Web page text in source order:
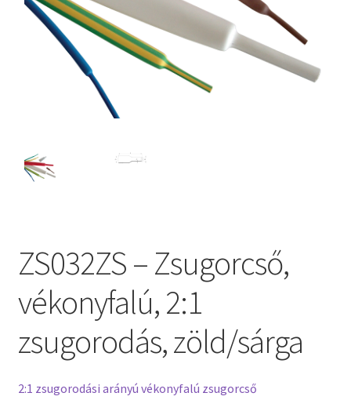
ZS032ZS – Zsugorcső,
vékonyfalú, 2:1
zsugorodás, zöld/sárga
2:1 zsugorodási arányú vékonyfalú zsugorcső